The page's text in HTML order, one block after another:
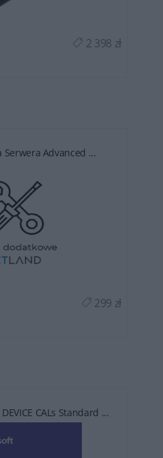
2 398 zł
Advanced ...
299 zł
CALs Standard ...